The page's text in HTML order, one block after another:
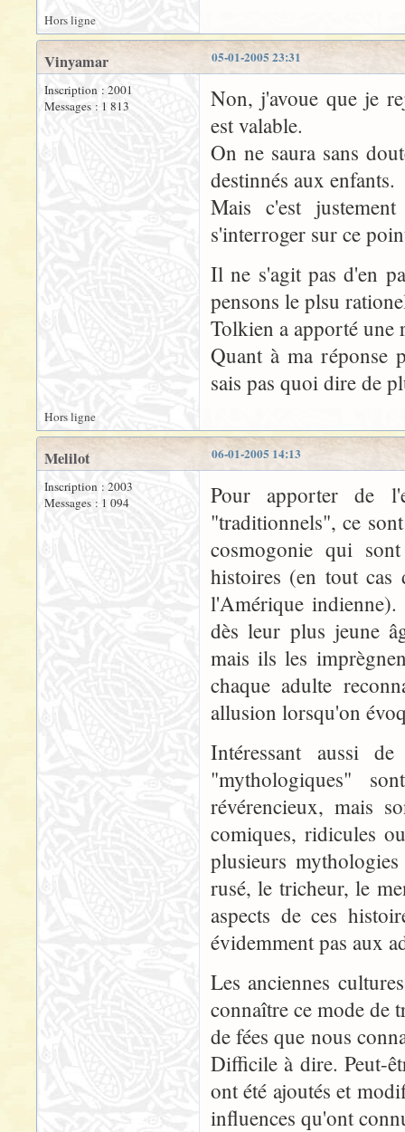
Hors ligne
05-01-2005 23:31
Vinyamar
Inscription : 2001
Messages : 1 813
Non, j'avoue que je
est valable.
On ne saura sans
destinnés aux enfants.
Mais c'est
s'interroger sur ce
Il ne s'agit pas d'en
pensons le plsu
Tolkien a apporté une
Quant à ma réponse
sais pas quoi dire de
Hors ligne
06-01-2005 14:13
Melilot
Inscription : 2003
Messages : 1 094
Pour apporter de
"traditionnels", ce
cosmogonie qui
histoires (en tout cas
l'Amérique indienne).
dès leur plus jeune
mais ils les
chaque adulte
allusion lorsqu'on
Intéressant aussi
"mythologiques"
révérencieux, mais
comiques, ridicules
plusieurs
rusé, le tricheur, le
aspects de ces
évidemment pas aux
Les anciennes
connaître ce mode de
de fées que nous
Difficile à dire. Peut-
ont été ajoutés et
influences qu'ont